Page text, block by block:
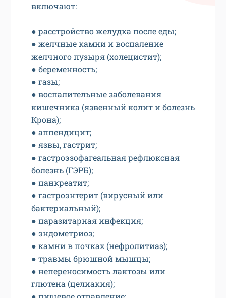
включают:
● расстройство желудка после еды;
● желчные камни и воспаление
желчного пузыря (холецистит);
● беременность;
● газы;
● воспалительные заболевания
кишечника (язвенный колит и болезнь
Крона);
● аппендицит;
● язвы, гастрит;
● гастроэзофагеальная рефлюксная
болезнь (ГЭРБ);
● панкреатит;
● гастроэнтерит (вирусный или
бактериальный);
● паразитарная инфекция;
● эндометриоз;
● камни в почках (нефролитиаз);
● травмы брюшной мышцы;
● непереносимость лактозы или
глютена (целиакия);